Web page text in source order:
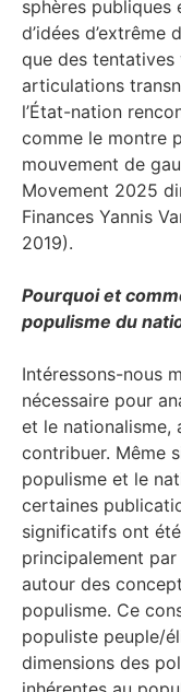
sphères publiques
d’idées
que des
articulations
l’État-nation
comme le montre
mouvement de
Movement 2025
Finances Yannis
2019).
Pourquoi et
populisme du
Intéressons-nous
nécessaire pour
et le nationalisme,
contribuer. Même
populisme et le
certaines
significatifs ont
principalement par
autour des
populisme. Ce
populiste peuple/
dimensions des